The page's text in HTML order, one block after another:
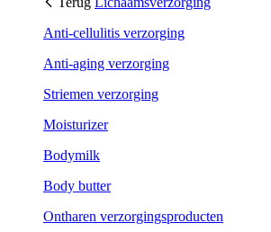
Anti-cellulitis verzorging
Anti-aging verzorging
Striemen verzorging
Moisturizer
Bodymilk
Body butter
Ontharen verzorgingsproducten